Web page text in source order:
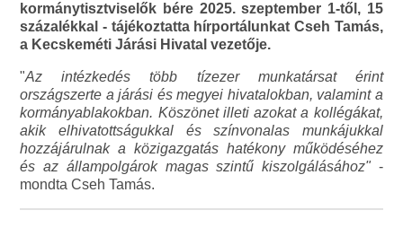
kormánytisztviselők bére 2025. szeptember 1-től, 15
százalékkal - tájékoztatta hírportálunkat Cseh Tamás,
a Kecskeméti Járási Hivatal vezetője.
"Az intézkedés több tízezer munkatársat érint
országszerte a járási és megyei hivatalokban, valamint a
kormányablakokban. Köszönet illeti azokat a kollégákat,
akik elhivatottságukkal és színvonalas munkájukkal
hozzájárulnak a közigazgatás hatékony működéséhez
és az állampolgárok magas szintű kiszolgálásához"-
mondta Cseh Tamás.